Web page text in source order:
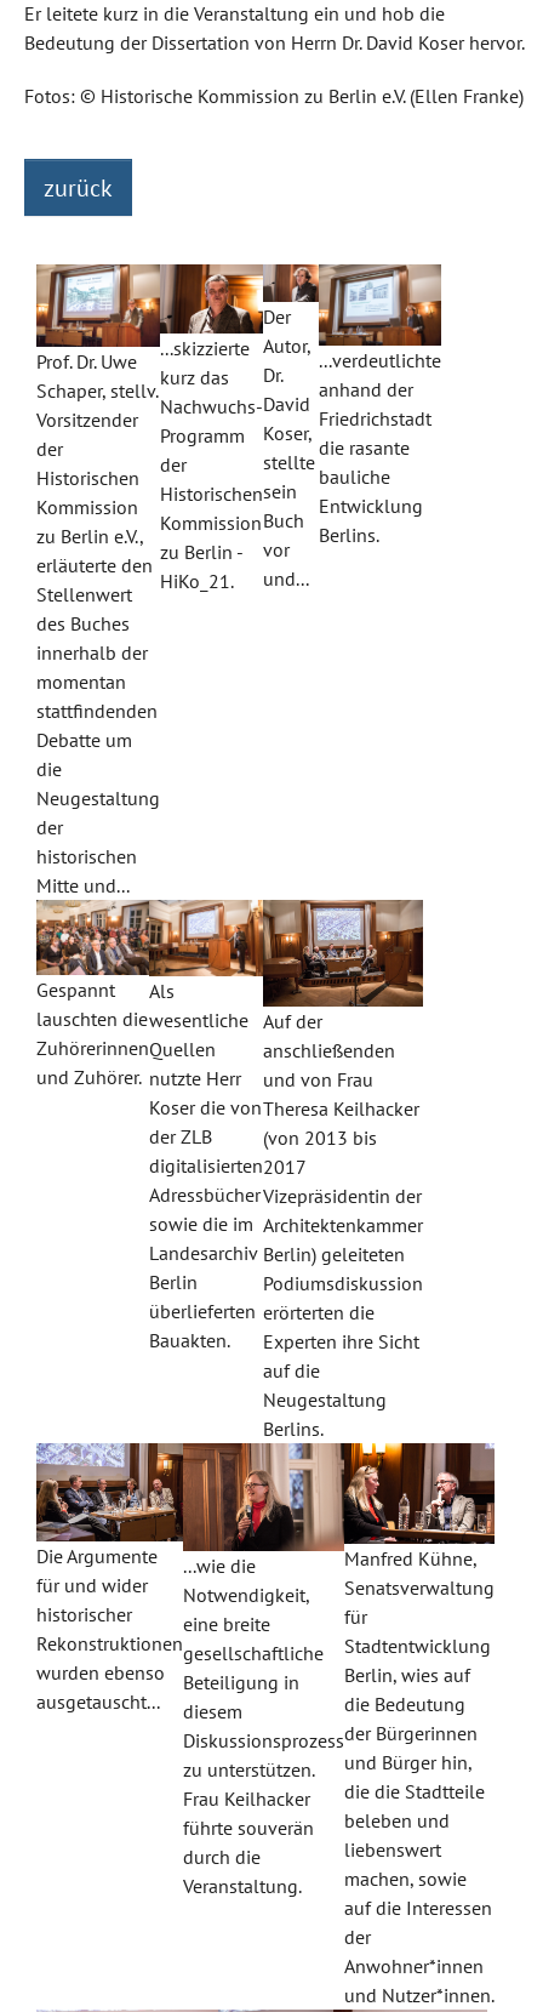
Er leitete kurz in die Veranstaltung ein und hob die
Bedeutung der Dissertation von Herrn Dr. David Koser hervor.
Fotos: © Historische Kommission zu Berlin e.V. (Ellen Franke)
zurück
Prof. Dr. Uwe
Schaper, stellv.
Vorsitzender
der
Historischen
Kommission
zu Berlin e.V.,
erläuterte den
Stellenwert
des Buches
innerhalb der
momentan
stattfindenden
Debatte um
die
Neugestaltung
der
historischen
Mitte und...
...skizzierte
kurz das
Nachwuchs-
Programm
der
Historischen
Kommission
zu Berlin -
HiKo_21.
Der
Autor,
Dr.
David
Koser,
stellte
sein
Buch
vor
und...
...verdeutlichte
anhand der
Friedrichstadt
die rasante
bauliche
Entwicklung
Berlins.
Gespannt
lauschten die
Zuhörerinnen
und Zuhörer.
Als
wesentliche
Quellen
nutzte Herr
Koser die von
der ZLB
digitalisierten
Adressbücher
sowie die im
Landesarchiv
Berlin
überlieferten
Bauakten.
Auf der
anschließenden
und von Frau
Theresa Keilhacker
(von 2013 bis
2017
Vizepräsidentin der
Architektenkammer
Berlin) geleiteten
Podiumsdiskussion
erörterten die
Experten ihre Sicht
auf die
Neugestaltung
Berlins.
Die Argumente
für und wider
historischer
Rekonstruktionen
wurden ebenso
ausgetauscht...
...wie die
Notwendigkeit,
eine breite
gesellschaftliche
Beteiligung in
diesem
Diskussionsprozess
zu unterstützen.
Frau Keilhacker
führte souverän
durch die
Veranstaltung.
Manfred Kühne,
Senatsverwaltung
für
Stadtentwicklung
Berlin, wies auf
die Bedeutung
der Bürgerinnen
und Bürger hin,
die die Stadtteile
beleben und
liebenswert
machen, sowie
auf die Interessen
der
Anwohner*innen
und Nutzer*innen.